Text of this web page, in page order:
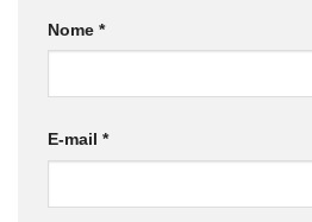
Nome *
E-mail *